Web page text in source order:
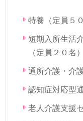
特養（定員５０
短期入所生活
（定員２０名）
通所介護・介
認知症対応型
老人介護支援